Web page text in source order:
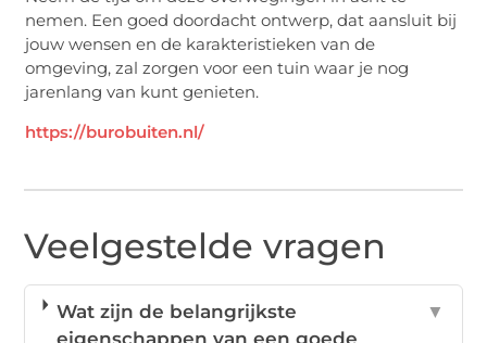
nemen. Een goed doordacht ontwerp, dat aansluit bij
jouw wensen en de karakteristieken van de
omgeving, zal zorgen voor een tuin waar je nog
jarenlang van kunt genieten.
https://burobuiten.nl/
Veelgestelde vragen
Wat zijn de belangrijkste
▼